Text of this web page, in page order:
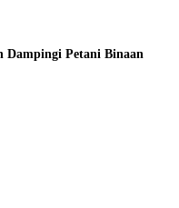
Dampingi Petani Binaan